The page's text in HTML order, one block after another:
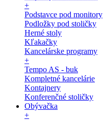
+
Podstavce pod monitory
Podložky pod stoličky
Herné stoly
Kľakačky
Kancelárske programy
+
Tempo AS - buk
Kompletné kancelárie
Kontajnery
Konferenčné stoličky
Obývačka
+